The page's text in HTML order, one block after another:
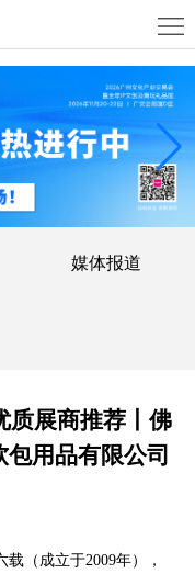
媒体报道
质展商推荐丨佛
用品有限公司
（成立于2009年），